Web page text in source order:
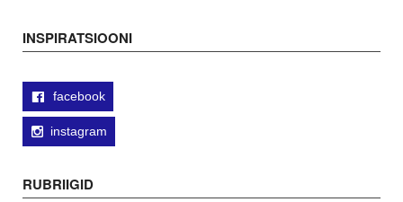
INSPIRATSIOONI
facebook
instagram
RUBRIIGID